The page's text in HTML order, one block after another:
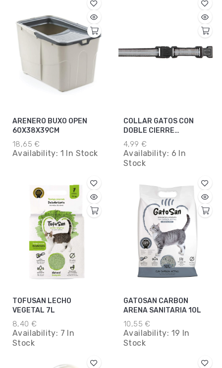
ARENERO BUXO OPEN
60X38X39CM
18,65 €
Availability: 1 In Stock
COLLAR GATOS CON
DOBLE CIERRE
REFLECTANTE
4,99 €
Availability: 6 In
Stock
TOFUSAN LECHO
VEGETAL 7L
8,40 €
Availability: 7 In
Stock
GATOSAN CARBON
ARENA SANITARIA 10L
10,55 €
Availability: 19 In
Stock